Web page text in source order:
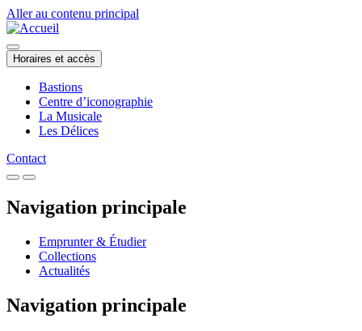
Aller au contenu principal
Horaires et accès
Bastions
Centre d’iconographie
La Musicale
Les Délices
Contact
Navigation principale
Emprunter & Étudier
Collections
Actualités
Navigation principale